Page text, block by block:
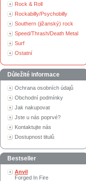
Rock & Roll
Rockabilly/Psychobilly
Southern (jižanský) rock
Speed/Thrash/Death Metal
Surf
Ostatní
Důležité informace
Ochrana osobních údajů
Obchodní podmínky
Jak nakupovat
Jste u nás poprvé?
Kontaktujte nás
Dostupnost titulů
Bestseller
Anvil
Forged In Fire